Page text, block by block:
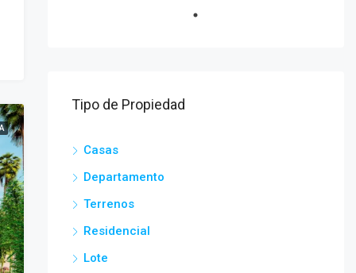
Tipo de Propiedad
Casas
Departamento
Terrenos
Residencial
Lote